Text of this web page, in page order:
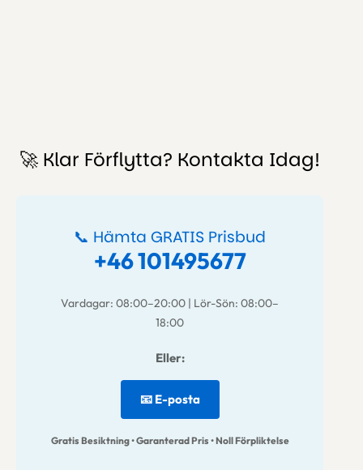
🚀 Klar Förflytta? Kontakta Idag!
📞 Hämta GRATIS Prisbud
+46 101495677
Vardagar: 08:00–20:00 | Lör-Sön: 08:00–
18:00
Eller:
📧 E-posta
Gratis Besiktning • Garanterad Pris • Noll Förpliktelse